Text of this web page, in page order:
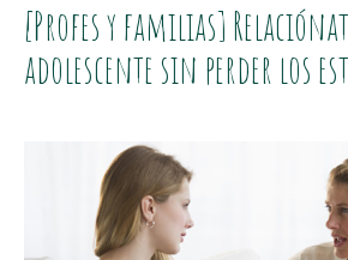
[Profes y familias]
adolescente sin perder los